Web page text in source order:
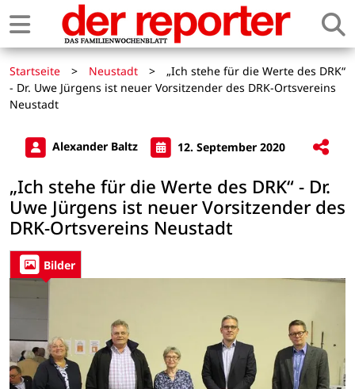
Startseite > Neustadt >
„Ich stehe für die Werte des DRK“
- Dr. Uwe Jürgens ist neuer Vorsitzender des DRK-Ortsvereins
Neustadt
Alexander Baltz 12. September 2020
„Ich stehe für die Werte des DRK“ - Dr.
Uwe Jürgens ist neuer Vorsitzender des
DRK-Ortsvereins Neustadt
Bilder